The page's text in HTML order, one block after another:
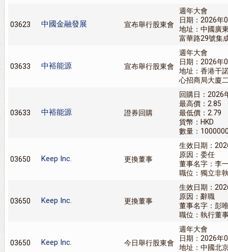
03623 中國金融發展 宣布舉行股東會
週年大會
日期：2026年
地址：中國廣
富華路29號集
03633 中裕能源 宣布舉行股東會
週年大會
日期：2026年
地址：香港干
心招商局大廈
03633 中裕能源 證券回購
回購日：2026
最高價：2.85
最低價：2.79
貨幣：HKD
數量：
03650 Keep Inc. 更換董事
生效日期：
原因：委任
董事名字：李
職位：獨立非
03650 Keep Inc. 更換董事
生效日期：
原因：辭職
董事名字：彭
職位：執行董
03650 Keep Inc. 今日舉行股東會
週年大會
日期：2026年
地址：中國北